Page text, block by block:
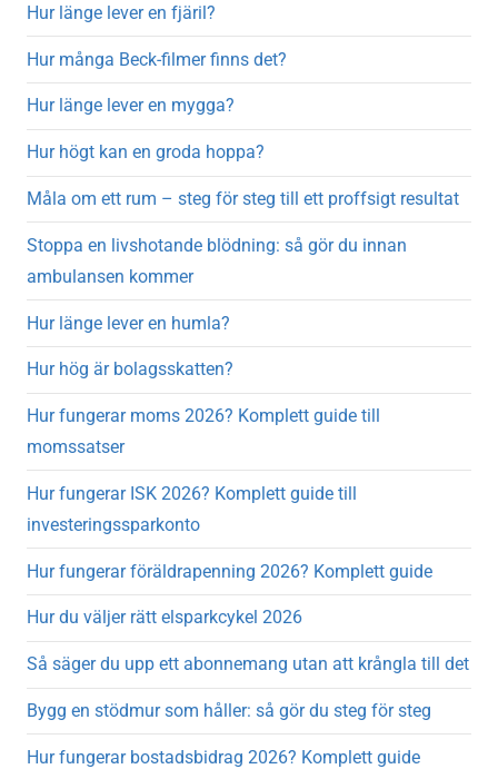
Hur länge lever en fjäril?
Hur många Beck-filmer finns det?
Hur länge lever en mygga?
Hur högt kan en groda hoppa?
Måla om ett rum – steg för steg till ett proffsigt resultat
Stoppa en livshotande blödning: så gör du innan
ambulansen kommer
Hur länge lever en humla?
Hur hög är bolagsskatten?
Hur fungerar moms 2026? Komplett guide till
momssatser
Hur fungerar ISK 2026? Komplett guide till
investeringssparkonto
Hur fungerar föräldrapenning 2026? Komplett guide
Hur du väljer rätt elsparkcykel 2026
Så säger du upp ett abonnemang utan att krångla till det
Bygg en stödmur som håller: så gör du steg för steg
Hur fungerar bostadsbidrag 2026? Komplett guide